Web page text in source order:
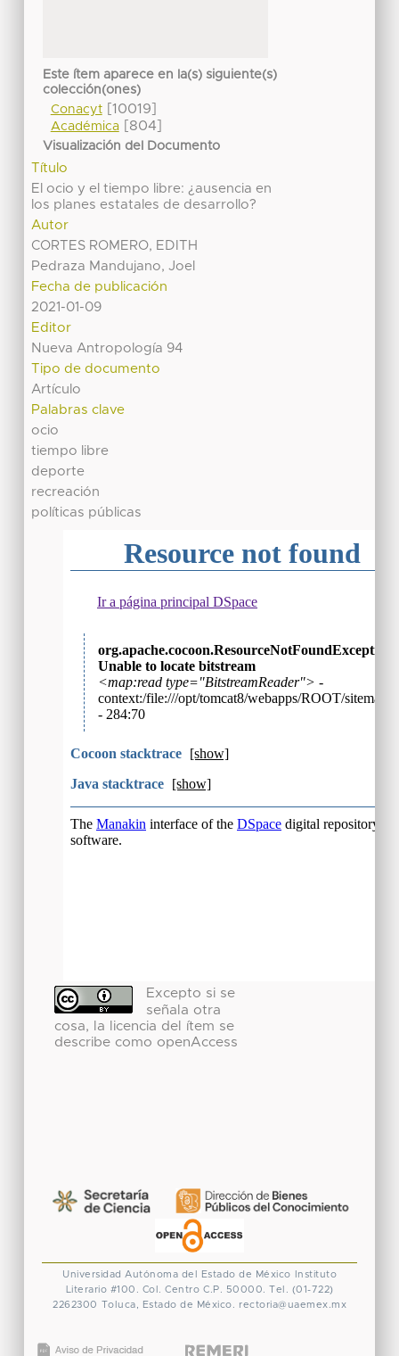
Este ítem aparece en la(s) siguiente(s)
colección(ones)
Conacyt[10019]
Académica[804]
Visualización del Documento
Título
El ocio y el tiempo libre: ¿ausencia en
los planes estatales de desarrollo?
Autor
CORTES ROMERO, EDITH
Pedraza Mandujano, Joel
Fecha de publicación
2021-01-09
Editor
Nueva Antropología 94
Tipo de documento
Artículo
Palabras clave
ocio
tiempo libre
deporte
recreación
políticas públicas
Excepto si se
señala otra
cosa, la licencia del ítem se
describe como openAccess
Universidad Autónoma del Estado de México
Instituto
Literario #100. Col. Centro C.P. 50000. Tel. (01-722)
2262300 Toluca, Estado de México. rectoria@uaemex.mx